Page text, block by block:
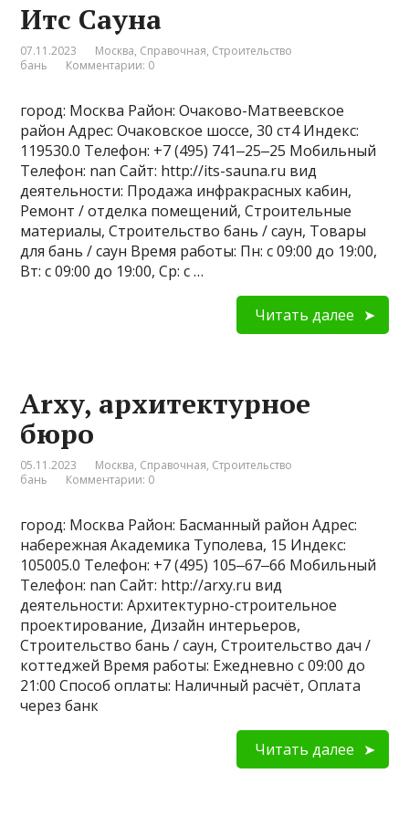
Итс Сауна
07.11.2023 Москва, Справочная, Строительство
бань
Комментарии: 0
город: Москва Район: Очаково-Матвеевское
район Адрес: Очаковское шоссе, 30 ст4 Индекс:
119530.0 Телефон: +7 (495) 741‒25‒25 Мобильный
Телефон: nan Сайт: http://its-sauna.ru вид
деятельности: Продажа инфракрасных кабин,
Ремонт / отделка помещений, Строительные
материалы, Строительство бань / саун, Товары
для бань / саун Время работы: Пн: с 09:00 до 19:00,
Вт: с 09:00 до 19:00, Ср: с …
Читать далее
Arxy, архитектурное
бюро
05.11.2023 Москва, Справочная, Строительство
бань
Комментарии: 0
город: Москва Район: Басманный район Адрес:
набережная Академика Туполева, 15 Индекс:
105005.0 Телефон: +7 (495) 105‒67‒66 Мобильный
Телефон: nan Сайт: http://arxy.ru вид
деятельности: Архитектурно-строительное
проектирование, Дизайн интерьеров,
Строительство бань / саун, Строительство дач /
коттеджей Время работы: Ежедневно с 09:00 до
21:00 Способ оплаты: Наличный расчёт, Оплата
через банк
Читать далее